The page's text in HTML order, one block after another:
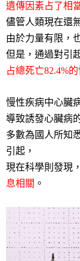
遺傳因素占了相
儘管人類現在還
由於力量有限，
但是，通過對引
占總死亡82.4%
慢性疾病中心臟
導致誘發心臟病
多數為國人所知
引起，
現在科學則發現，
息相關 。